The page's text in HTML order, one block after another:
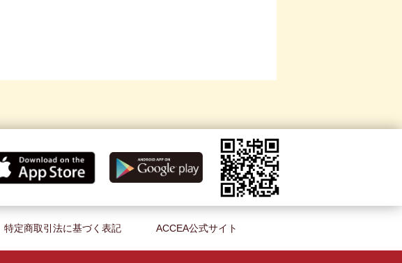
特定商取引法に基づく表記 ACCEA公式サイト